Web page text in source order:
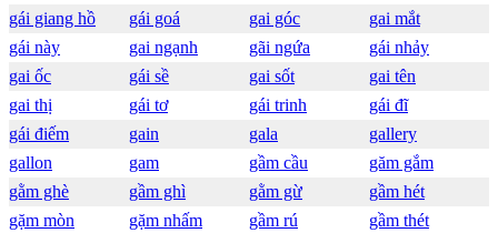
gái giang hồ
gái goá gai góc
gai mắt
gái này
gai ngạnh gãi ngứa
gái nhảy
gai ốc
gái sề gai sốt
gai tên
gai thị
gái tơ gái trinh
gái đĩ
gái điếm
gain gala
gallery
gallon
gam gầm cầu
găm gắm
gằm ghè
gầm ghì gằm gừ
gầm hét
gặm mòn
gặm nhấm gầm rú
gầm thét